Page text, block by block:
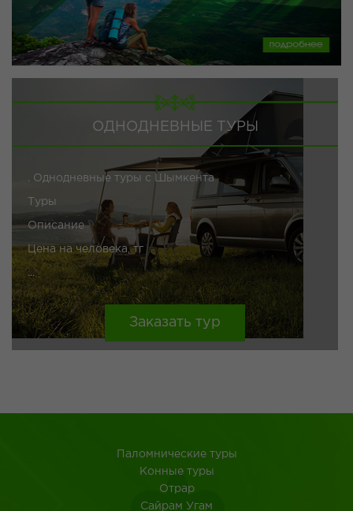
ОДНОДНЕВНЫЕ ТУРЫ
. Однодневные туры с Шымкента
Туры
Описание
Цена на человека, тг
...
Заказать тур
Паломнические туры
Конные туры
Отрар
Сайрам Угам